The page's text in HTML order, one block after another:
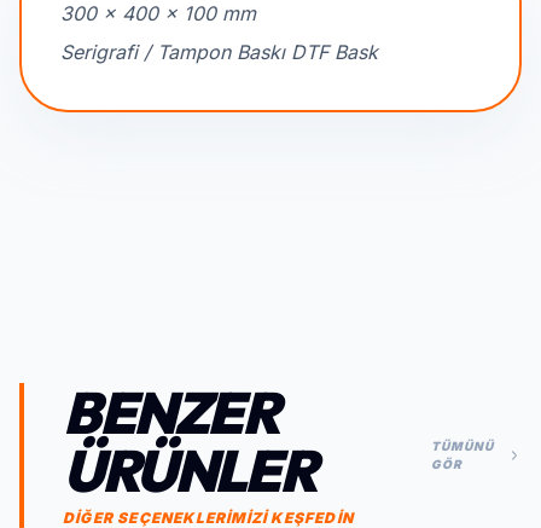
300 x 400 x 100 mm
Serigrafi / Tampon Baskı DTF Bask
BENZER
ÜRÜNLER
DİĞER SEÇENEKLERİMİZİ KEŞFEDİN
TÜMÜNÜ
GÖR